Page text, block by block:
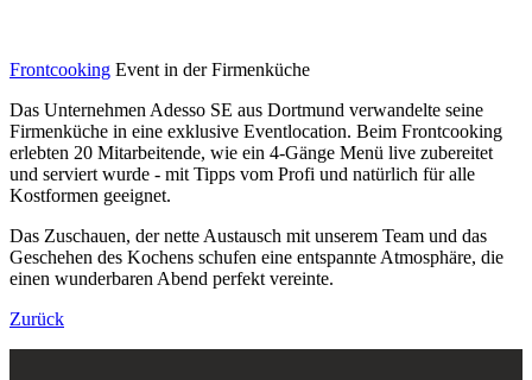
Frontcooking Event in der Firmenküche
Das Unternehmen Adesso SE aus Dortmund verwandelte seine
Firmenküche in eine exklusive Eventlocation. Beim Frontcooking
erlebten 20 Mitarbeitende, wie ein 4-Gänge Menü live zubereitet
und serviert wurde - mit Tipps vom Profi und natürlich für alle
Kostformen geeignet.
Das Zuschauen, der nette Austausch mit unserem Team und das
Geschehen des Kochens schufen eine entspannte Atmosphäre, die
einen wunderbaren Abend perfekt vereinte.
Zurück